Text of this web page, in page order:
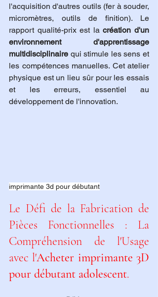
l'acquisition d'autres outils (fer à souder,
micromètres, outils de finition). Le
rapport qualité-prix est la création d'un
environnement d'apprentissage
multidisciplinaire qui stimule les sens et
les compétences manuelles. Cet atelier
physique est un lieu sûr pour les essais
et les erreurs, essentiel au
développement de l'innovation.
imprimante 3d pour débutant
Le Défi de la Fabrication de
Pièces Fonctionnelles : La
Compréhension de l'Usage
avec l'Acheter imprimante 3D
pour débutant adolescent.